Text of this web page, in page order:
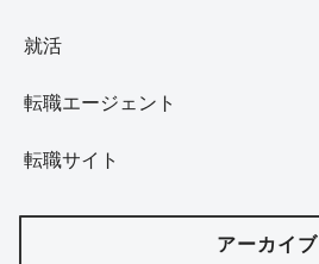
就活
転職エージェント
転職サイト
アーカイブ